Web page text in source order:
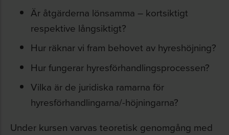
Är åtgärderna lönsamma – kortsiktigt
respektive långsiktigt?
Hur räknar vi fram behovet av hyreshöjning?
Hur fungerar hyresförhandlingsprocessen?
Vilka är de juridiska ramarna för
hyresförhandlingarna/-höjningarna?
Under kursen varvas teoretisk genomgång med